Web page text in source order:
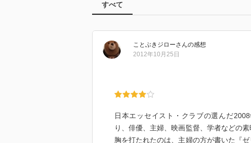
すべて
ことぶきジローさんの感想
2012年10月25日
日本エッセイスト・クラブの選んだ
り、俳優、主婦、映画監督、学者などの
胸を打たれたのは、主婦の方が書いた『